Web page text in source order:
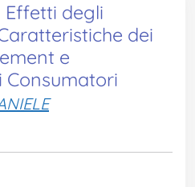
Effetti degli
dei
e
Consumatori